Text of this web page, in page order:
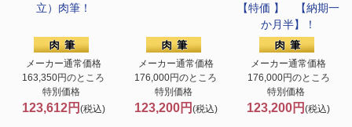
立）肉筆！
メーカー通常価格
163,350円のところ
特別価格
123,612円 (税込)
メーカー通常価格
176,000円のところ
特別価格
123,200円 (税込)
【特価 】 【納期一
か月半】！
メーカー通常価格
176,000円のところ
特別価格
123,200円(税込)